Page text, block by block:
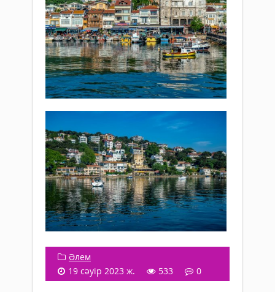
Әлем
19 сәуір 2023 ж.
533 0